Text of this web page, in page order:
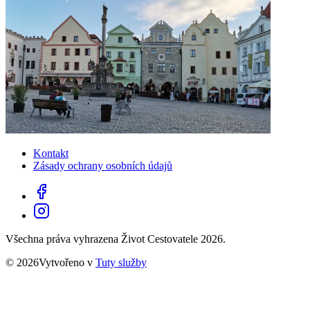
Kontakt
Zásady ochrany osobních údajů
Všechna práva vyhrazena Život Cestovatele 2026.
© 2026Vytvořeno v Tuty služby